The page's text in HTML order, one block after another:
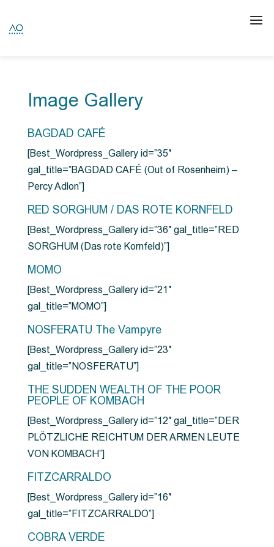
Image Gallery
BAGDAD CAFÉ
[Best_Wordpress_Gallery id=”35″
gal_title=”BAGDAD CAFÉ (Out of Rosenheim) –
Percy Adlon”]
RED SORGHUM / DAS ROTE KORNFELD
[Best_Wordpress_Gallery id=”36″ gal_title=”RED
SORGHUM (Das rote Kornfeld)”]
MOMO
[Best_Wordpress_Gallery id=”21″
gal_title=”MOMO”]
NOSFERATU The Vampyre
[Best_Wordpress_Gallery id=”23″
gal_title=”NOSFERATU”]
THE SUDDEN WEALTH OF THE POOR
PEOPLE OF KOMBACH
[Best_Wordpress_Gallery id=”12″ gal_title=”DER
PLÖTZLICHE REICHTUM DER ARMEN LEUTE
VON KOMBACH”]
FITZCARRALDO
[Best_Wordpress_Gallery id=”16″
gal_title=”FITZCARRALDO”]
COBRA VERDE